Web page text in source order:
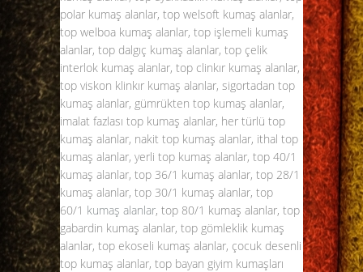
polar kumaş alanlar, top welsoft kumaş alanlar,
top welboa kumaş alanlar, top işlemeli kumaş
alanlar, top dalgıç kumaş alanlar, top çelik
interlok kumaş alanlar, top clinkır kumaş alanlar,
top viskon klinkır kumaş alanlar, sigortadan top
kumaş alanlar, gümrükten top kumaş alanlar,
imalat fazlası top kumaş alanlar, her türlü top
kumaş alanlar, nakit top kumaş alanlar, ithal top
kumaş alanlar, yerli top kumaş alanlar, top 40/1
kumaş alanlar, top 36/1 kumaş alanlar, top 28/1
kumaş alanlar, top 30/1 kumaş alanlar, top
60/1 kumaş alanlar, top 80/1 kumaş alanlar, top
gabardin kumaş alanlar, top gömleklik kumaş
alanlar, top ekoseli kumaş alanlar, çocuk desenli
top kumaş alanlar, top bayan giyim kumaşları